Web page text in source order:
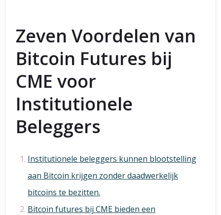
Zeven Voordelen van
Bitcoin Futures bij
CME voor
Institutionele
Beleggers
Institutionele beleggers kunnen blootstelling
aan Bitcoin krijgen zonder daadwerkelijk
bitcoins te bezitten.
Bitcoin futures bij CME bieden een